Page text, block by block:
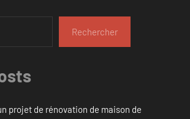
Rechercher
projet de rénovation de maison de